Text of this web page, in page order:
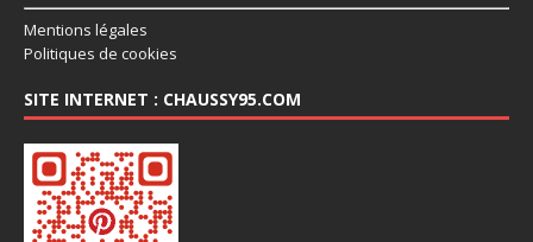
Mentions légales
Politiques de cookies
SITE INTERNET : CHAUSSY95.COM